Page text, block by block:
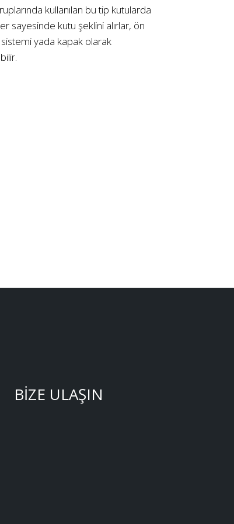
kullanılan bu tip kutularda
sayesinde kutu şeklini alırlar, ön
yada kapak olarak
BİZE ULAŞIN